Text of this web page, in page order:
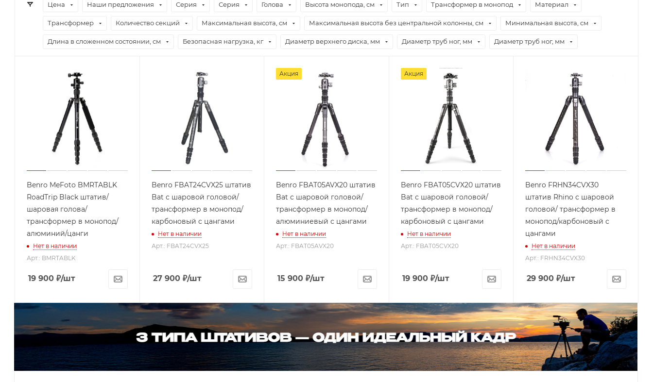
Цена Наши предложения Серия Серия Голова Высота монопода, см Тип Трансформер в монопод Материал
Трансформер Количество секций Максимальная высота, см Максимальная высота без центральной колонны, см Минимальная высота, см
Длина в сложенном состоянии, см Безопасная нагрузка, кг Диаметр верхнего диска, мм Диаметр труб ног, мм Диаметр труб ног, мм
Benro MeFoto BMRTABLK
RoadTrip Black штатив/
шаровая голова/
трансформер в монопод/
алюминий/цанги
Нет в наличии
Арт.: BMRTABLK
19 900 ₽/шт
Benro FBAT24CVX25 штатив
Bat с шаровой головой/
трансформер в монопод/
карбоновый с цангами
Нет в наличии
Арт.: FBAT24CVX25
27 900₽/шт
Акция
Benro FBAT05AVX20 штатив
Bat с шаровой головой/
трансформер в монопод/
алюминиевый с цангами
Нет в наличии
Арт.: FBAT05AVX20
15 900 ₽/шт
Акция
Benro FBAT05CVX20 штатив
Bat с шаровой головой/
трансформер в монопод/
карбоновый с цангами
Нет в наличии
Арт.: FBAT05CVX20
19 900₽/шт
Benro FRHN34CVX30
штатив Rhino с шаровой
головой/ трансформер в
монопод/карбоновый с
цангами
Нет в наличии
Арт.: FRHN34CVX30
29 900 ₽/шт